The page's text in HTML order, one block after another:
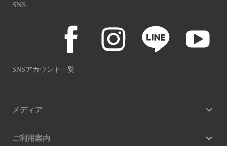
SNS
SNSアカウント一覧
メディア
ご利用案内